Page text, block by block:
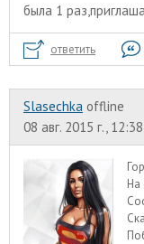
была 1
ответить
Slasechka offline
08 авг. 2015 г.,
На